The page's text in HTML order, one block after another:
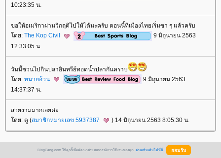
10:23:35 น.
ขอให้อเมริกาผ่านวิกฤติไปให้ได้นะครับ ตอนนี้ที่เมืองไทยเริ่มซา ๆ แล้วครับ
ดย: The Kop Civil
9 มิถุนายน 2563
12:33:05 น.
วันนี้ชวนไปกินปลาอินทรีย์ทอดน้ำปลากันคราบ
ดย: ทนายอ้วน
9 มิถุนายน 2563
14:37:37 น.
สวยงามมากเลยค่ะ
ดย: ดู (สมาชิกหมายเลข 5937387 ) 14 มิถุนายน 2563 8:05:30 น.
BlogGang.com ใช้คุกกี้เพื่อพัฒนาประสบการณ์การใช้งานของคุณ อ่านเพิ่มเติมได้ที่นี่